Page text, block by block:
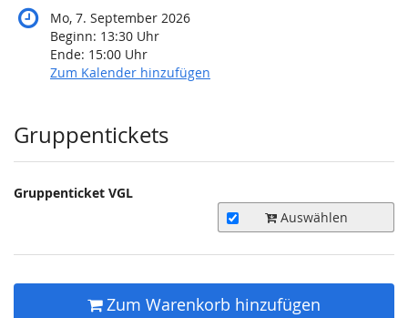
Mo, 7. September 2026
Beginn: 13:30 Uhr
Ende: 15:00 Uhr
Zum Kalender hinzufügen
Produkte
Gruppentickets
Gruppenticket VGL
Auswählen
Zum Warenkorb hinzufügen